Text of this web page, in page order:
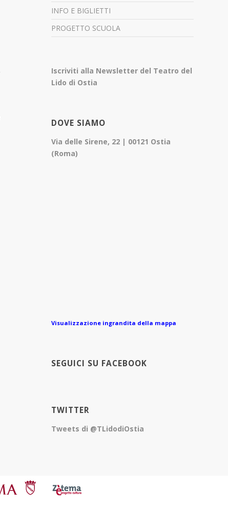
INFO E BIGLIETTI
PROGETTO SCUOLA
Iscriviti alla Newsletter del Teatro del
Lido di Ostia
DOVE SIAMO
Via delle Sirene, 22 | 00121 Ostia
(Roma)
Visualizzazione ingrandita della mappa
SEGUICI SU FACEBOOK
TWITTER
Tweets di @TLidodiOstia